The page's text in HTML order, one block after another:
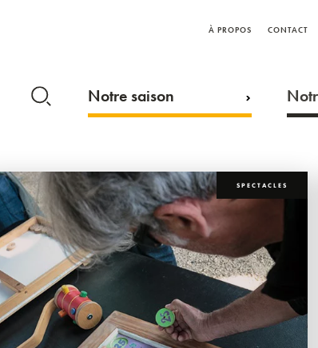
À PROPOS CONTACT
Notre saison
SPECTACLES